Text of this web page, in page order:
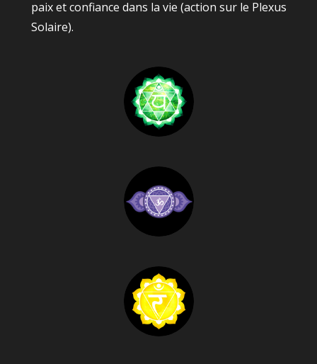
paix et confiance dans la vie (action sur le Plexus
Solaire).